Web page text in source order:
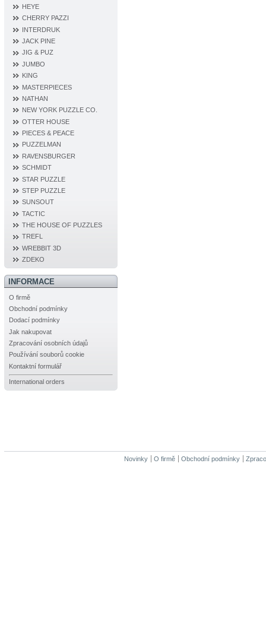
HEYE
CHERRY PAZZI
INTERDRUK
JACK PINE
JIG & PUZ
JUMBO
KING
MASTERPIECES
NATHAN
NEW YORK PUZZLE CO.
OTTER HOUSE
PIECES & PEACE
PUZZELMAN
RAVENSBURGER
SCHMIDT
STAR PUZZLE
STEP PUZZLE
SUNSOUT
TACTIC
THE HOUSE OF PUZZLES
TREFL
WREBBIT 3D
ZDEKO
INFORMACE
O firmě
Obchodní podmínky
Dodací podmínky
Jak nakupovat
Zpracování osobních údajů
Používání souborů cookie
Kontaktní formulář
International orders
Novinky O firmě Obchodní podmínky